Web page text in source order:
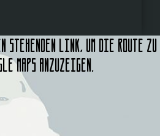
Link, um die Route zu
Maps anzuzeigen.